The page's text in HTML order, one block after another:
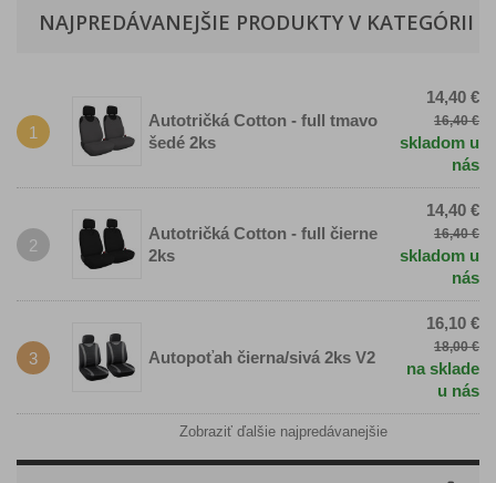
NAJPREDÁVANEJŠIE PRODUKTY V KATEGÓRII
1
Autotričká Cotton - full tmavo
šedé 2ks
14,40 €
16,40 €
skladom u
nás
2
Autotričká Cotton - full čierne
2ks
14,40 €
16,40 €
skladom u
nás
3 Autopoťah čierna/sivá 2ks V2
16,10 €
18,00 €
na sklade
u nás
Zobraziť ďalšie najpredávanejšie